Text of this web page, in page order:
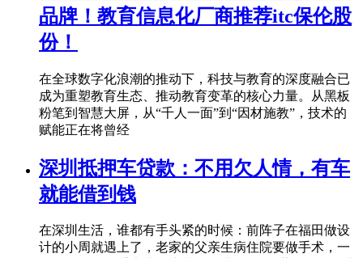
品牌！教育信息化厂商推荐itc保伦股
份！
在全球数字化浪潮的推动下，科技与教育的深度融合已
成为重塑教育生态、推动教育变革的核心力量。从黑板
粉笔到智慧大屏，从“千人一面”到“因材施教”，技术的
赋能正在将曾经
深圳抵押车贷款：不用欠人情，有车
就能借到钱
在深圳生活，谁都有手头紧的时候：前阵子在福田做设
计的小周就遇上了，老家的父亲生病住院要做手术，一